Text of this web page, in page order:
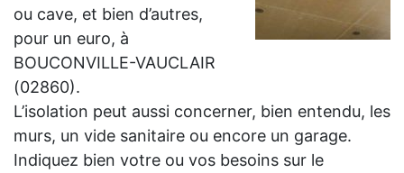
ou cave, et bien d’autres,
pour un euro, à
BOUCONVILLE-VAUCLAIR
(02860).
L’isolation peut aussi concerner, bien entendu, les
murs, un vide sanitaire ou encore un garage.
Indiquez bien votre ou vos besoins sur le